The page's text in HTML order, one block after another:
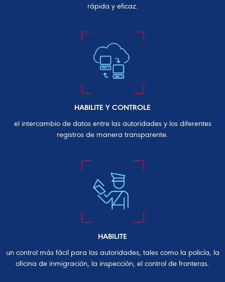
rápida y eficaz.
HABILITE Y CONTROLE
el intercambio de datos entre las autoridades y los diferentes
registros de manera transparente.
HABILITE
un control más fácil para las autoridades, tales como la policía, la
oficina de inmigración, la inspección, el control de fronteras.